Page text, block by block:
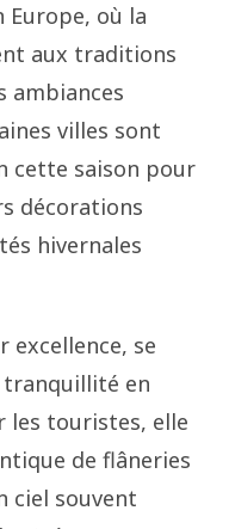
où la
aux traditions
ambiances
villes sont
cette saison pour
décorations
hivernales
excellence, se
en
les touristes, elle
de flâneries
ciel souvent